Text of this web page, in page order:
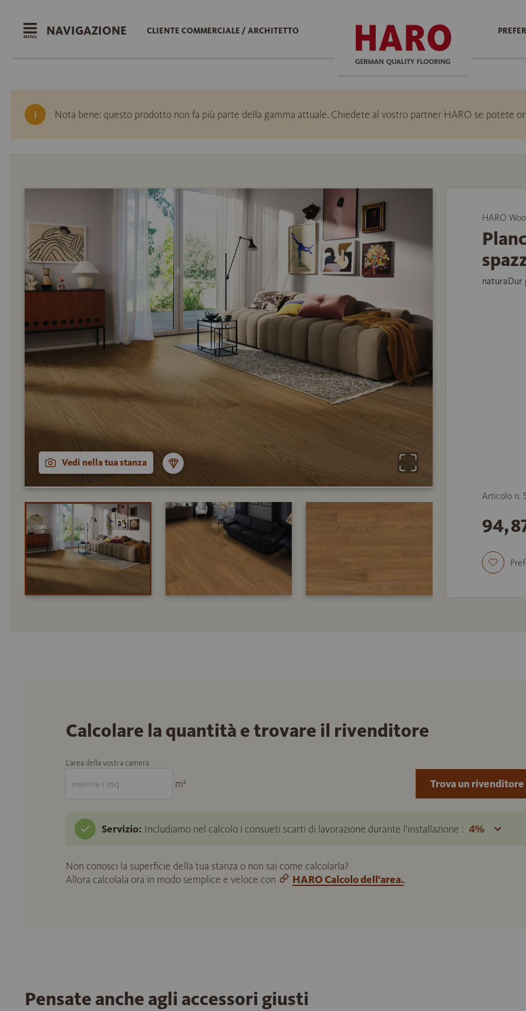
NAVIGAZIONE CLIENTE COMMERCIALE / ARCHITETTO
Nota bene: questo prodotto non fa più parte della gamma attuale. Chiedete al vostro partner HARO se potete
Vedi nella tua stanza
HARO
naturaDur
Articolo n.
Calcolare la quantità e trovare il rivenditore
L'area della vostra camera
m²
Servizio: Includiamo nel calcolo i consueti scarti di lavorazione durante l'installazione :
Non conosci la superficie della tua stanza o non sai come calcolarla?
Allora calcolala ora in modo semplice e veloce con
HARO Calcolo dell'area..
Trova un rivenditore
Pensate anche agli accessori giusti